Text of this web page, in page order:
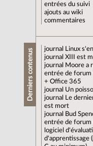
entrées du suivi
ajouts au wiki
commentaires
Derniers contenus journal
Linux
journal XIII est
journal
Moore a
entrée de forum
+ Office 365
journal Un
journal
Le
est mort
journal
Bud
entrée de forum
logiciel
d'apprentissage